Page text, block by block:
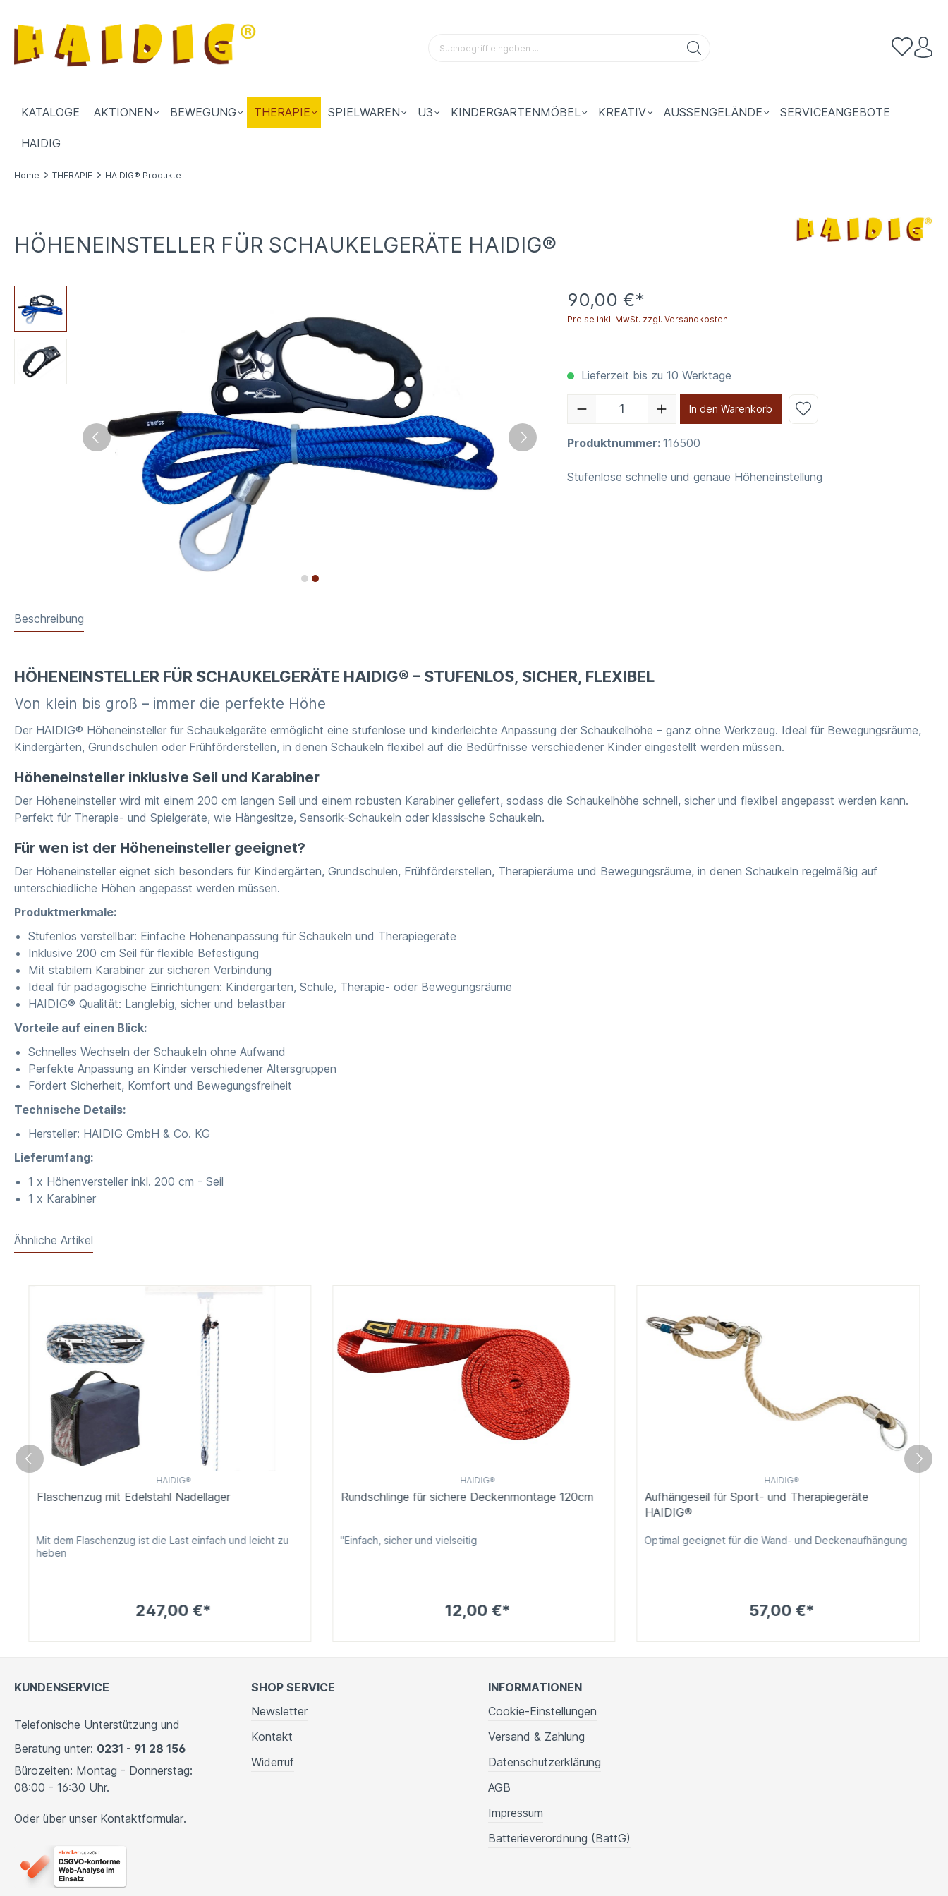
KATALOGE AKTIONEN BEWEGUNG THERAPIE SPIELWAREN U3 KINDERGARTENMÖBEL KREATIV AUSSENGELÄNDE SERVICEANGEBOTE
HAIDIG
Home THERAPIE HAIDIG® Produkte
HÖHENEINSTELLER FÜR SCHAUKELGERÄTE HAIDIG®
90,00 €*
Preise inkl. MwSt. zzgl. Versandkosten
Lieferzeit bis zu 10 Werktage
In den Warenkorb
Produktnummer: 116500
Stufenlose schnelle und genaue Höheneinstellung
Beschreibung
HÖHENEINSTELLER FÜR SCHAUKELGERÄTE HAIDIG® – STUFENLOS, SICHER, FLEXIBEL
Von klein bis groß – immer die perfekte Höhe
Der HAIDIG® Höheneinsteller für Schaukelgeräte ermöglicht eine stufenlose und kinderleichte Anpassung der Schaukelhöhe – ganz ohne Werkzeug. Ideal für Bewegungsräume,
Kindergärten, Grundschulen oder Frühförderstellen, in denen Schaukeln flexibel auf die Bedürfnisse verschiedener Kinder eingestellt werden müssen.
Höheneinsteller inklusive Seil und Karabiner
Der Höheneinsteller wird mit einem 200 cm langen Seil und einem robusten Karabiner geliefert, sodass die Schaukelhöhe schnell, sicher und flexibel angepasst werden kann.
Perfekt für Therapie- und Spielgeräte, wie Hängesitze, Sensorik-Schaukeln oder klassische Schaukeln.
Für wen ist der Höheneinsteller geeignet?
Der Höheneinsteller eignet sich besonders für Kindergärten, Grundschulen, Frühförderstellen, Therapieräume und Bewegungsräume, in denen Schaukeln regelmäßig auf
unterschiedliche Höhen angepasst werden müssen.
Produktmerkmale:
Stufenlos verstellbar: Einfache Höhenanpassung für Schaukeln und Therapiegeräte
Inklusive 200 cm Seil für flexible Befestigung
Mit stabilem Karabiner zur sicheren Verbindung
Ideal für pädagogische Einrichtungen: Kindergarten, Schule, Therapie- oder Bewegungsräume
HAIDIG® Qualität: Langlebig, sicher und belastbar
Vorteile auf einen Blick:
Schnelles Wechseln der Schaukeln ohne Aufwand
Perfekte Anpassung an Kinder verschiedener Altersgruppen
Fördert Sicherheit, Komfort und Bewegungsfreiheit
Technische Details:
Hersteller: HAIDIG GmbH & Co. KG
Lieferumfang:
1 x Höhenversteller inkl. 200 cm - Seil
1 x Karabiner
Ähnliche Artikel
HAIDIG®
Flaschenzug mit Edelstahl Nadellager
Mit dem Flaschenzug ist die Last einfach und leicht zu
heben
247,00 €*
HAIDIG®
Rundschlinge für sichere Deckenmontage 120cm
"Einfach, sicher und vielseitig
12,00 €*
HAIDIG®
Aufhängeseil für Sport- und Therapiegeräte
HAIDIG®
Optimal geeignet für die Wand- und Deckenaufhängung
57,00 €*
KUNDENSERVICE
Telefonische Unterstützung und
Beratung unter: 0231 - 91 28 156
Bürozeiten: Montag - Donnerstag:
08:00 - 16:30 Uhr.
Oder über unser Kontaktformular.
SHOP SERVICE
Newsletter
Kontakt
Widerruf
INFORMATIONEN
Cookie-Einstellungen
Versand & Zahlung
Datenschutzerklärung
AGB
Impressum
Batterieverordnung (BattG)